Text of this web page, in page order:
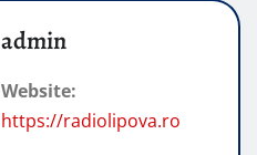
admin
Website:
https://radiolipova.ro